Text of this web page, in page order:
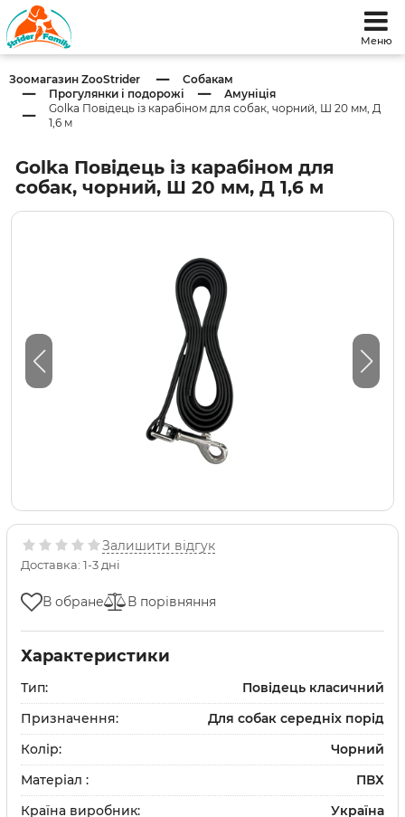
Меню
Зоомагазин ZooStrider
Собакам
Прогулянки і подорожі
Амуніція
Golka Повідець із карабіном для собак, чорний, Ш 20 мм, Д
1,6 м
Golka Повідець із карабіном для
собак, чорний, Ш 20 мм, Д 1,6 м
Залишити відгук
Доставка: 1-3 дні
В обране В порівняння
Характеристики
Тип:
Повідець класичний
Призначення:
Для собак середніх порід
Колір:
Чорний
Матеріал :
ПВХ
Країна виробник:
Україна